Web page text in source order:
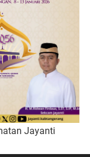
Jayanti